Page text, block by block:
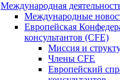
Международная
Международные
Европейская
консультантов (CFE)
Миссия и
Члены CFE
Европейский